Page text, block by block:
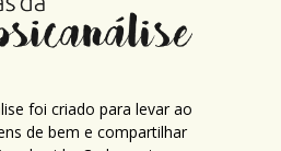
foi criado para levar ao
de bem e compartilhar